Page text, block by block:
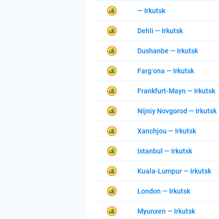
— Irkutsk
Dehli — Irkutsk
Dushanbe — Irkutsk
Fargʻona — Irkutsk
Frankfurt-Mayn — Irkutsk
Nijniy Novgorod — Irkutsk
Xanchjou — Irkutsk
Istanbul — Irkutsk
Kuala-Lumpur — Irkutsk
London — Irkutsk
Myunxen — Irkutsk